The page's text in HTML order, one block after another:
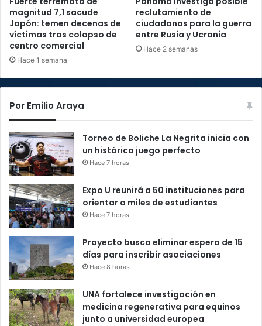
magnitud 7,1 sacude
Japón: temen decenas de
víctimas tras colapso de
centro comercial
Hace 1 semana
reclutamiento de
ciudadanos para la guerra
entre Rusia y Ucrania
Hace 2 semanas
Por Emilio Araya
Torneo de Boliche La Negrita inicia con
un histórico juego perfecto
Hace 7 horas
Expo U reunirá a 50 instituciones para
orientar a miles de estudiantes
Hace 7 horas
Proyecto busca eliminar espera de 15
días para inscribir asociaciones
Hace 8 horas
UNA fortalece investigación en
medicina regenerativa para equinos
junto a universidad europea